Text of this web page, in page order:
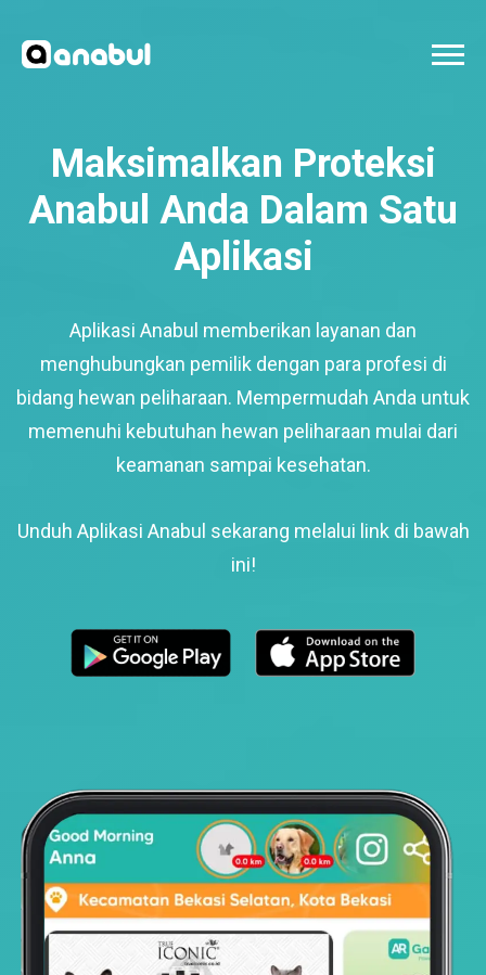
Maksimalkan Proteksi
Anabul Anda Dalam Satu
Aplikasi
Aplikasi Anabul memberikan layanan dan
menghubungkan pemilik dengan para profesi di
bidang hewan peliharaan. Mempermudah Anda untuk
memenuhi kebutuhan hewan peliharaan mulai dari
keamanan sampai kesehatan.
Unduh Aplikasi Anabul sekarang melalui link di bawah
ini!